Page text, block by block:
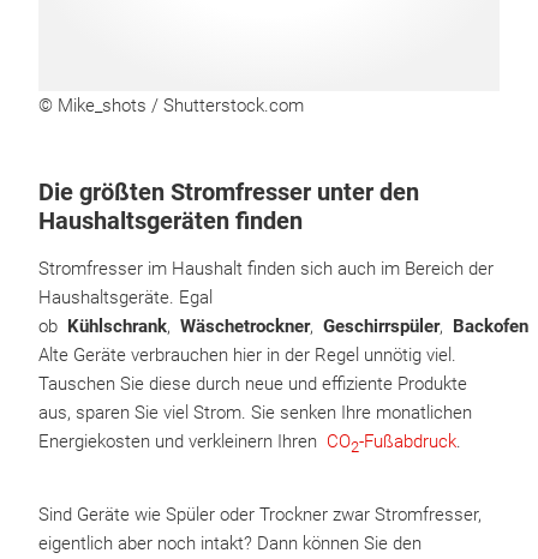
© Mike_shots / Shutterstock.com
Die größten Stromfresser unter den
Haushaltsgeräten finden
Stromfresser im Haushalt finden sich auch im Bereich der
Haushaltsgeräte. Egal
ob Kühlschrank, Wäschetrockner, Geschirrspüler, Backofen
Alte Geräte verbrauchen hier in der Regel unnötig viel.
Tauschen Sie diese durch neue und effiziente Produkte
aus, sparen Sie viel Strom. Sie senken Ihre monatlichen
Energiekosten und verkleinern Ihren CO2-Fußabdruck.
Sind Geräte wie Spüler oder Trockner zwar Stromfresser,
eigentlich aber noch intakt? Dann können Sie den